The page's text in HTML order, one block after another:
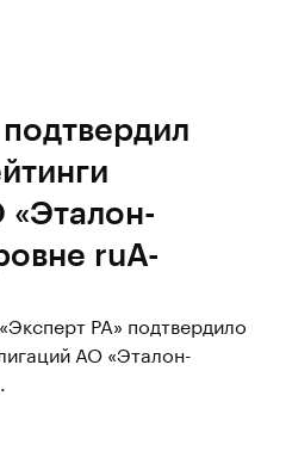
«Эталон-
ruA-
РА» подтвердило
АО «Эталон-